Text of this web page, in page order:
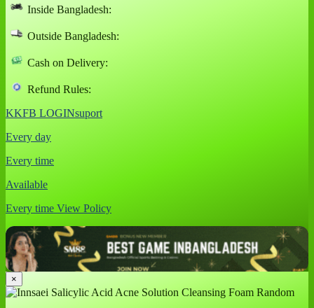
Inside Bangladesh:
Outside Bangladesh:
Cash on Delivery:
Refund Rules:
KKFB LOGINsuport
Every day
Every time
Available
Every time View Policy
×